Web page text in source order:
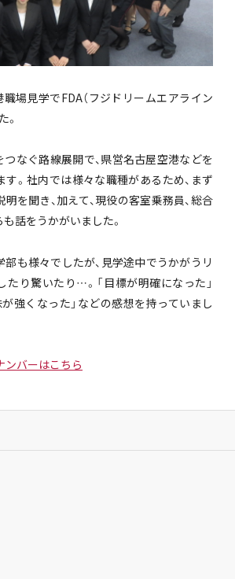
職場見学でFDA（フジドリームエアライン
。
なぐ路線展開で、県営名古屋空港などを
。社内では様々な職種があるため、まず
を聞き、加えて、現役の客室乗務員、総合
も話をうかがいました。
も様々でしたが、見学途中でうかがうリ
たり驚いたり…。「目標が明確になった」
強くなった」などの感想を持っていまし
ンバーはこちら